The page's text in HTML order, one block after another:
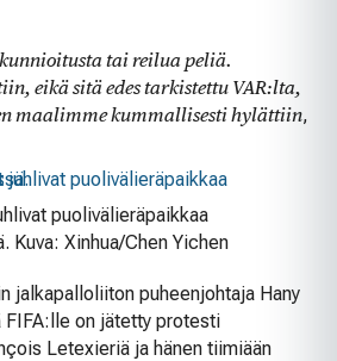
tai reilua peliä.
eikä sitä edes tarkistettu VAR:lta,
maalimme kummallisesti hylättiin,
puolivälieräpaikkaa
Kuva: Xinhua/Chen Yichen
jalkapalloliiton puheenjohtaja Hany
on jätetty protesti
Letexieriä ja hänen tiimiään